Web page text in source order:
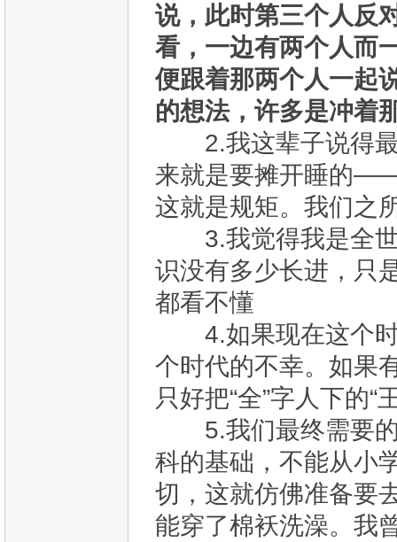
说，此时第三个人反
看，一边有两个人而
便跟着那两个人一起
的想法，许多是冲着
2.我这辈子说得最
来就是要摊开睡的
这就是规矩。我们之
3.我觉得我是全世
识没有多少长进，只
都看不懂
4.如果现在这个时
个时代的不幸。如果
只好把“全”字人下的
5.我们最终需要的
科的基础，不能从小
切，这就仿佛准备要
能穿了棉袄洗澡。我